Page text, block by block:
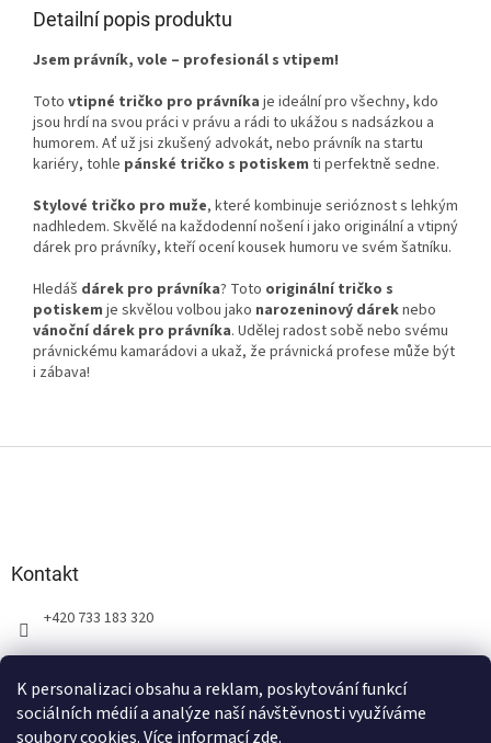
K personalizaci obsahu a reklam, poskytování funkcí
sociálních médií a analýze naší návštěvnosti využíváme
soubory cookies. Více informacízde.
Detailní popis produktu
Jsem právník, vole – profesionál s vtipem!
Toto vtipné tričko pro právníka je ideální pro všechny, kdo
jsou hrdí na svou práci v právu a rádi to ukážou s nadsázkou a
humorem. Ať už jsi zkušený advokát, nebo právník na startu
kariéry, tohle pánské tričko s potiskem ti perfektně sedne.
Stylové tričko pro muže, které kombinuje serióznost s lehkým
nadhledem. Skvělé na každodenní nošení i jako originální a vtipný
dárek pro právníky, kteří ocení kousek humoru ve svém šatníku.
Hledáš dárek pro právníka? Toto originální tričko s
potiskem je skvělou volbou jako narozeninový dáreknebo
vánoční dárek pro právníka. Udělej radost sobě nebo svému
právnickému kamarádovi a ukaž, že právnická profese může být
i zábava!
Kontakt
+420 733 183 320